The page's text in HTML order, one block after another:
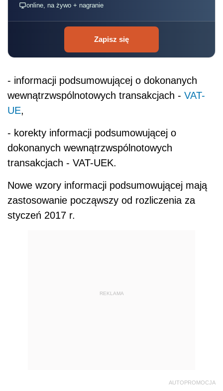
online, na żywo + nagranie
Zapisz się
- informacji podsumowującej o dokonanych
wewnątrzwspólnotowych transakcjach - VAT-
UE,
- korekty informacji podsumowującej o
dokonanych wewnątrzwspólnotowych
transakcjach - VAT-UEK.
Nowe wzory informacji podsumowującej mają
zastosowanie począwszy od rozliczenia za
styczeń 2017 r.
REKLAMA
AUTOPROMOCJA